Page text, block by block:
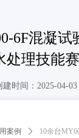
6F混凝试
处理技能
案例 ꄲ 10余台
建时间： 2025-04-03